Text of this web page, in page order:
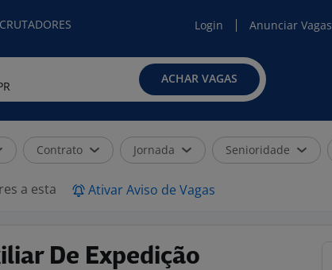
Login Anunciar Vagas
ACHAR VAGAS
Contrato Jornada Senioridade
a esta Ativar Aviso de Vagas
De Expedição